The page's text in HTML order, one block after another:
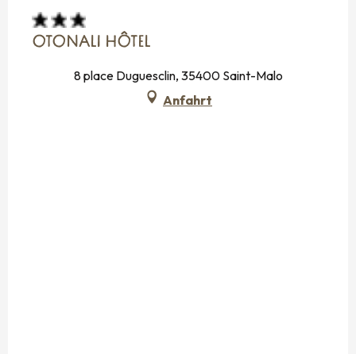
OTONALI HÔTEL
8 place Duguesclin, 35400 Saint-Malo
Anfahrt